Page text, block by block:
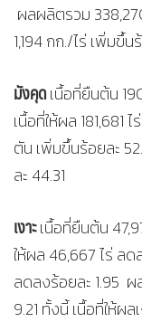
ผลผลิตรวม
1,194 กก./ไร่ เพิ่มขึ้
มังคุดเนื้อที่ยืนต้น
เนื้อที่ให้ผล 181,681
ตัน เพิ่มขึ้นร้อยละ
ละ 44.31
เงาะเนื้อที่ยืนต้น
ให้ผล 46,667 ไร่ ล
ลดลงร้อยละ 1.95
9.21 ทั้งนี้ เนื้อที่ให้ผ